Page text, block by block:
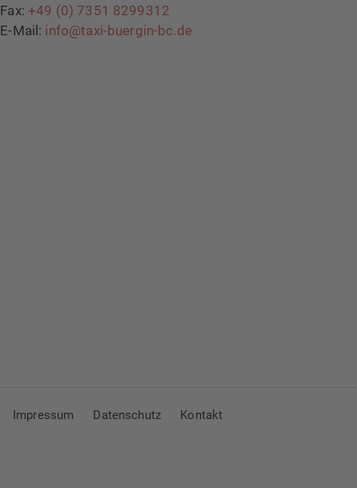
Fax: +49 (0) 7351 8299312
E-Mail: info@taxi-buergin-bc.de
Impressum Datenschutz Kontakt